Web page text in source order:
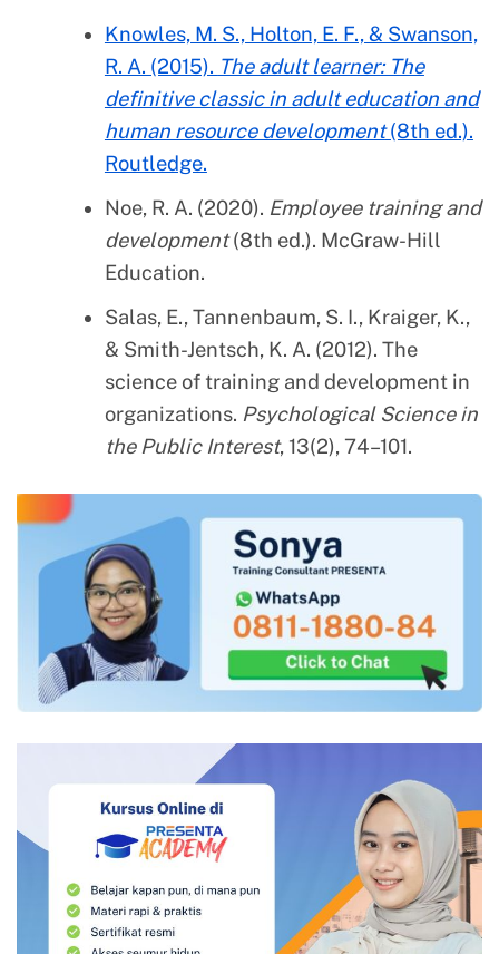
Knowles, M. S., Holton, E. F., & Swanson,
R. A. (2015). The adult learner: The
definitive classic in adult education and
human resource development(8th ed.).
Routledge.
Noe, R. A. (2020). Employee training and
development(8th ed.). McGraw-Hill
Education.
Salas, E., Tannenbaum, S. I., Kraiger, K.,
& Smith-Jentsch, K. A. (2012). The
science of training and development in
organizations. Psychological Science in
the Public Interest, 13(2), 74–101.